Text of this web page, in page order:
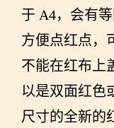
于 A4，会有
方便点红点，
不能在红布上
以是双面红色
尺寸的全新的